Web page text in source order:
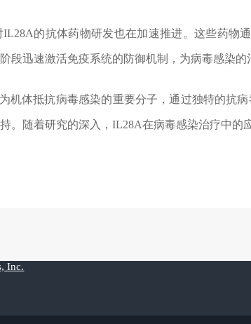
IL28A的抗体药物研发也在加速推进。这些药物
段迅速激活免疫系统的防御机制，为病毒感染的
机体抵抗病毒感染的重要分子，通过独特的抗
。随着研究的深入，IL28A在病毒感染治疗中的
Inc.